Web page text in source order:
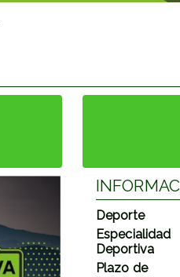
Deporte
Especialidad
Deportiva
Plazo de